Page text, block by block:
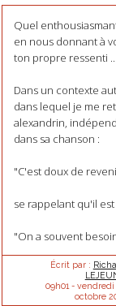
Quel
en nous donnant à
ton propre ressenti ...
Dans un contexte
dans lequel je me
alexandrin,
dans sa chanson :
"C'est doux de
se rappelant qu'il
"On a souvent
Écrit par :
09h01 - vendredi
octobre